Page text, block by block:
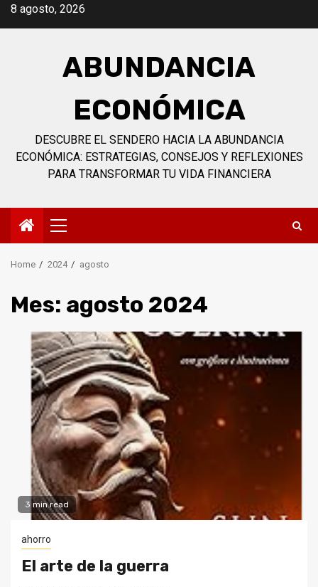
Skip8 agosto, 2026
ABUNDANCIA
ECONÓMICA
DESCUBRE EL SENDERO HACIA LA ABUNDANCIA
ECONÓMICA: ESTRATEGIAS, CONSEJOS Y REFLEXIONES
PARA TRANSFORMAR TU VIDA FINANCIERA
Primary
Menu
Home 2024 agosto
Mes: agosto 2024
3 min read
ahorro
El arte de la guerra